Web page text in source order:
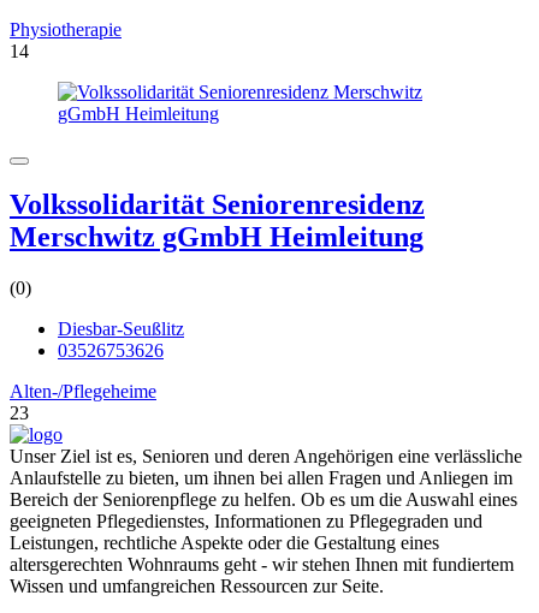
Physiotherapie
14
Volkssolidarität Seniorenresidenz
Merschwitz gGmbH Heimleitung
(0)
Diesbar-Seußlitz
03526753626
Alten-/Pflegeheime
23
Unser Ziel ist es, Senioren und deren Angehörigen eine verlässliche
Anlaufstelle zu bieten, um ihnen bei allen Fragen und Anliegen im
Bereich der Seniorenpflege zu helfen. Ob es um die Auswahl eines
geeigneten Pflegedienstes, Informationen zu Pflegegraden und
Leistungen, rechtliche Aspekte oder die Gestaltung eines
altersgerechten Wohnraums geht - wir stehen Ihnen mit fundiertem
Wissen und umfangreichen Ressourcen zur Seite.